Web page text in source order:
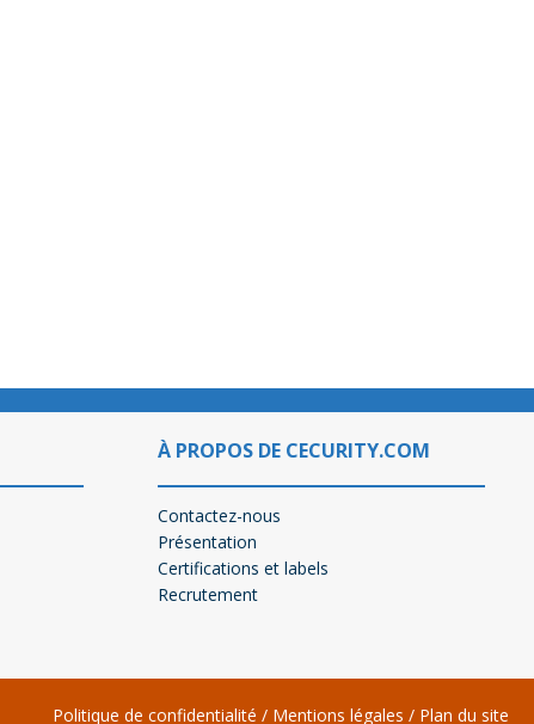
À PROPOS DE CECURITY.COM
Contactez-nous
Présentation
Certifications et labels
Recrutement
Politique de confidentialité / Mentions légales / Plan du site